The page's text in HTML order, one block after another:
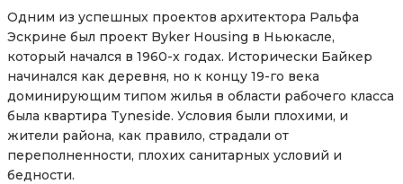
Одним из успешных проектов архитектора Ральфа
Эскрине был проект Byker Housing в Ньюкасле,
который начался в 1960-х годах. Исторически Байкер
начинался как деревня, но к концу 19-го века
доминирующим типом жилья в области рабочего класса
была квартира Tyneside. Условия были плохими, и
жители района, как правило, страдали от
переполненности, плохих санитарных условий и
бедности.